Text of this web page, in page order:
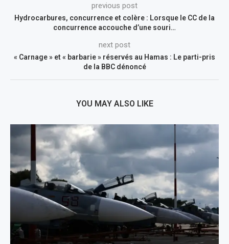
previous post
Hydrocarbures, concurrence et colère : Lorsque le CC de la
concurrence accouche d’une souri…
next post
« Carnage » et « barbarie » réservés au Hamas : Le parti-pris
de la BBC dénoncé
YOU MAY ALSO LIKE